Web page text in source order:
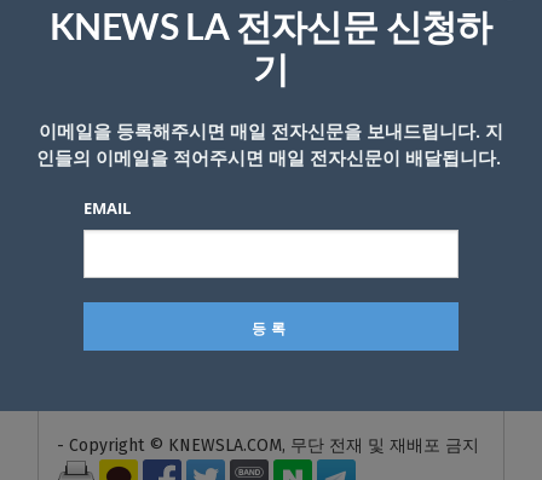
- Copyright © KNEWSLA.COM, 무단 전재 및 재배포 금지
KNEWS LA 전자신문 신청하
기
이메일을 등록해주시면 매일 전자신문을 보내드립니다. 지
인들의 이메일을 적어주시면 매일 전자신문이 배달됩니다.
EMAIL